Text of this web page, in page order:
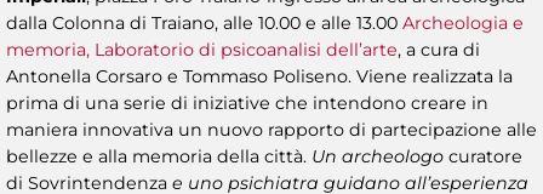
dalla Colonna di Traiano, alle 10.00 e alle 13.00 Archeologia e
memoria, Laboratorio di psicoanalisi dell’arte, a cura di
Antonella Corsaro e Tommaso Poliseno. Viene realizzata la
prima di una serie di iniziative che intendono creare in
maniera innovativa un nuovo rapporto di partecipazione alle
bellezze e alla memoria della città. Un archeologo curatore
di Sovrintendenza e uno psichiatra guidano all’esperienza